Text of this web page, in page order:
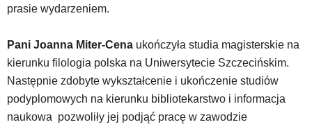
prasie wydarzeniem.
Pani Joanna Miter-Cena ukończyła studia magisterskie na
kierunku filologia polska na Uniwersytecie Szczecińskim.
Następnie zdobyte wykształcenie i ukończenie studiów
podyplomowych na kierunku bibliotekarstwo i informacja
naukowa pozwoliły jej podjąć pracę w zawodzie